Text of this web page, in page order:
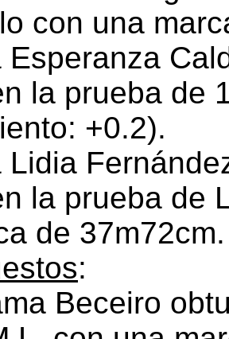
con una
Esperanza
la prueba de
+0.2).
Lidia
la prueba de
de 37m72cm.
:
Beceiro